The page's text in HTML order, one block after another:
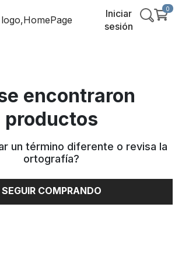
Iniciar
sesión
0
encontraron
productos
un término diferente o revisa la
ortografía?
SEGUIR COMPRANDO